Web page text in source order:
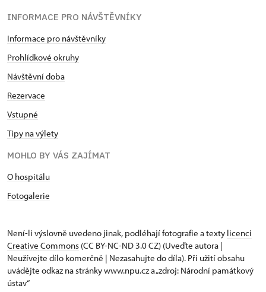
INFORMACE PRO NÁVŠTĚVNÍKY
Informace pro návštěvníky
Prohlídkové okruhy
Návštěvní doba
Rezervace
Vstupné
Tipy na výlety
MOHLO BY VÁS ZAJÍMAT
O hospitálu
Fotogalerie
Není-li výslovně uvedeno jinak, podléhají fotografie a texty licenci
Creative Commons (CC BY-NC-ND 3.0 CZ) (Uveďte autora |
Neužívejte dílo komerčně | Nezasahujte do díla). Při užití obsahu
uvádějte odkaz na stránky www.npu.cz a „zdroj: Národní památkový
ústav“